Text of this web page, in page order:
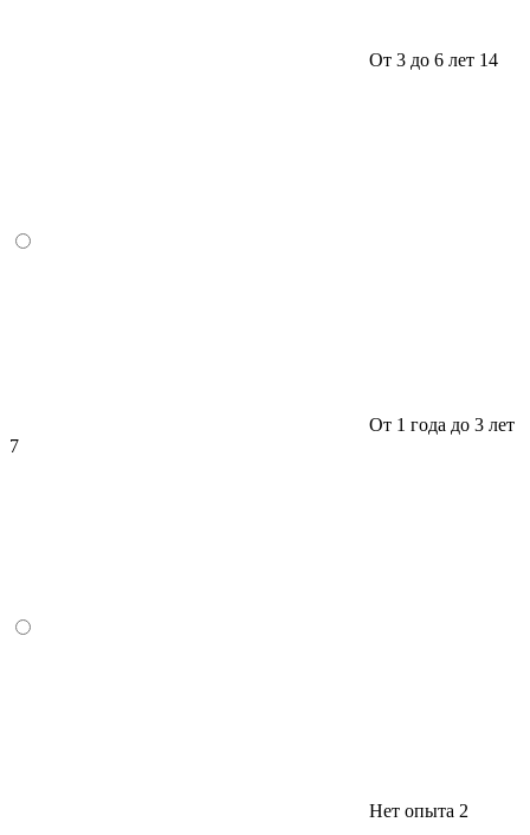
От 3 до 6 лет 14
От 1 года до 3 лет
7
Нет опыта 2